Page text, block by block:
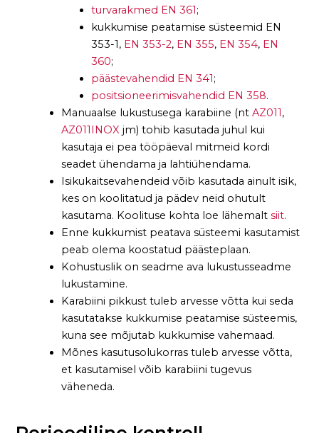
turvarakmed EN 361;
kukkumise peatamise süsteemid EN
353-1, EN 353-2, EN 355, EN 354, EN
360;
päästevahendid EN 341;
positsioneerimisvahendid EN 358.
Manuaalse lukustusega karabiine (ntAZ011,
AZ011INOX jm) tohib kasutada juhul kui
kasutaja ei pea tööpäeval mitmeid kordi
seadet ühendama ja lahtiühendama.
Isikukaitsevahendeid võib kasutada ainult isik,
kes on koolitatud ja pädev neid ohutult
kasutama. Koolituse kohta loe lähemaltsiit.
Enne kukkumist peatava süsteemi kasutamist
peab olema koostatud päästeplaan.
Kohustuslik on seadme ava lukustusseadme
lukustamine.
Karabiini pikkust tuleb arvesse võtta kui seda
kasutatakse kukkumise peatamise süsteemis,
kuna see mõjutab kukkumise vahemaad.
Mõnes kasutusolukorras tuleb arvesse võtta,
et kasutamisel võib karabiini tugevus
väheneda.